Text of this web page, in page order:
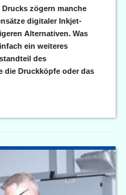
zögern manche
digitaler Inkjet-
Alternativen. Was
ein weiteres
des
die Druckköpfe oder das